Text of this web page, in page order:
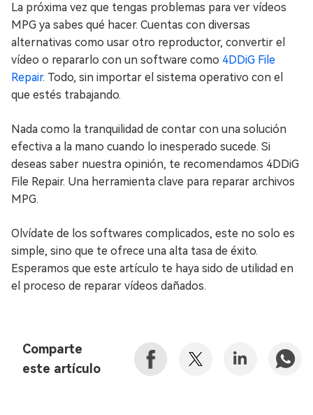
La próxima vez que tengas problemas para ver vídeos
MPG ya sabes qué hacer. Cuentas con diversas
alternativas como usar otro reproductor, convertir el
vídeo o repararlo con un software como 4DDiG File
Repair. Todo, sin importar el sistema operativo con el
que estés trabajando.
Nada como la tranquilidad de contar con una solución
efectiva a la mano cuando lo inesperado sucede. Si
deseas saber nuestra opinión, te recomendamos 4DDiG
File Repair. Una herramienta clave para reparar archivos
MPG.
Olvídate de los softwares complicados, este no solo es
simple, sino que te ofrece una alta tasa de éxito.
Esperamos que este artículo te haya sido de utilidad en
el proceso de reparar vídeos dañados.
Comparte
este artículo